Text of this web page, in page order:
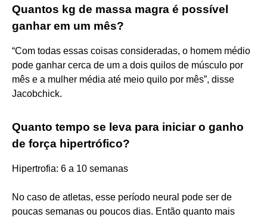
Quantos kg de massa magra é possível
ganhar em um mês?
“Com todas essas coisas consideradas, o homem médio
pode ganhar cerca de um a dois quilos de músculo por
mês e a mulher média até meio quilo por mês”, disse
Jacobchick.
Quanto tempo se leva para iniciar o ganho
de força hipertrófico?
Hipertrofia: 6 a 10 semanas
No caso de atletas, esse período neural pode ser de
poucas semanas ou poucos dias. Então quanto mais